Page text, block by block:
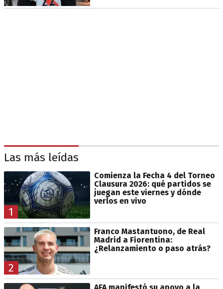
Las más leídas
1
Comienza la Fecha 4 del Torneo
Clausura 2026: qué partidos se
juegan este viernes y dónde
verlos en vivo
2
Franco Mastantuono, de Real
Madrid a Fiorentina:
¿Relanzamiento o paso atrás?